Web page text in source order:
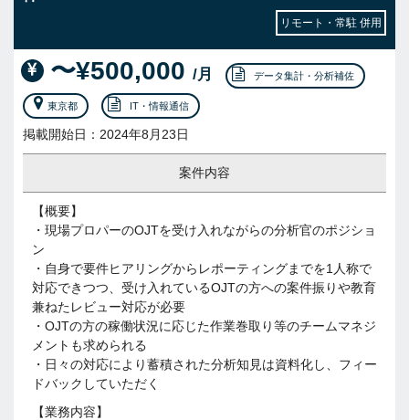
リモート・常駐 併用
〜¥500,000 /月 データ集計・分析補佐
東京都 IT・情報通信
掲載開始日：2024年8月23日
案件内容
【概要】
・現場プロパーのOJTを受け入れながらの分析官のポジショ
ン
・自身で要件ヒアリングからレポーティングまでを1人称で
対応できつつ、受け入れているOJTの方への案件振りや教育
兼ねたレビュー対応が必要
・OJTの方の稼働状況に応じた作業巻取り等のチームマネジ
メントも求められる
・日々の対応により蓄積された分析知見は資料化し、フィー
ドバックしていただく
【業務内容】